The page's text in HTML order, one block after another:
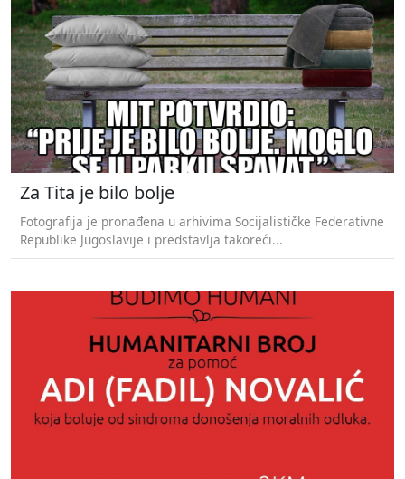
Za Tita je bilo bolje
Fotografija je pronađena u arhivima Socijalističke Federativne
Republike Jugoslavije i predstavlja takoreći...